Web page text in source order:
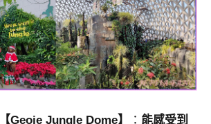
Geoje Jungle Dome】 ： 能感受到